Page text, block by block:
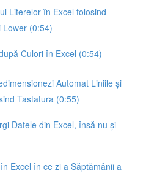
Literelor în Excel folosind
Lower (0:54)
Culori în Excel (0:54)
Automat Liniile și
Tastatura (0:55)
Datele din Excel, însă nu și
Excel în ce zi a Săptămânii a